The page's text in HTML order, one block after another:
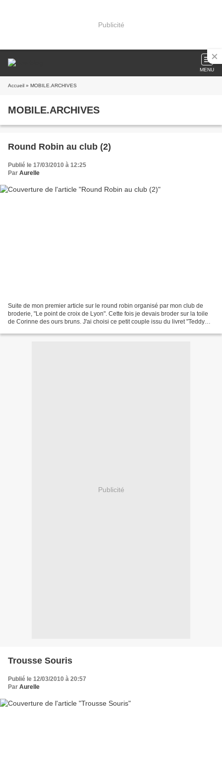
Publicité
MENU
Accueil » MOBILE.ARCHIVES
MOBILE.ARCHIVES
Round Robin au club (2)
Publié le 17/03/2010 à 12:25
Par Aurelle
Suite de mon premier article sur le round robin organisé par mon club de
broderie, "Le point de croix de Lyon". Cette fois je devais broder sur la toile
de Corinne des ours bruns. J'ai choisi ce petit couple issu du livret "Teddy
Publicité
Trousse Souris
Publié le 12/03/2010 à 20:57
Par Aurelle